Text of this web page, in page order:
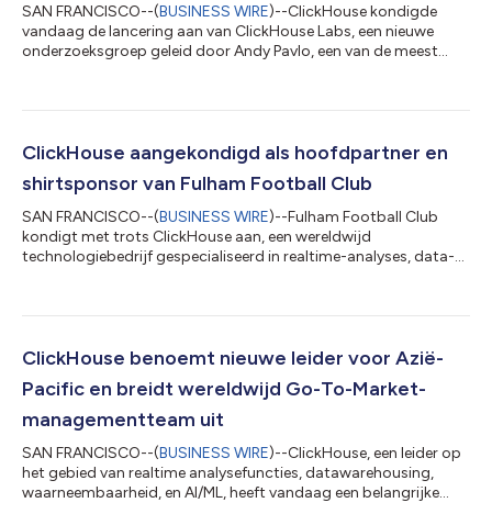
SAN FRANCISCO--(BUSINESS WIRE)--ClickHouse kondigde
vandaag de lancering aan van ClickHouse Labs, een nieuwe
onderzoeksgroep geleid door Andy Pavlo, een van de meest
Research en zal een team samenstellen dat zich zal toeleggen
databasesystemen. Pavlo is professor aan de faculteit
Computerwetenschappen van Carnegie Mellon Universi...
ClickHouse aangekondigd als hoofdpartner en
shirtsponsor van Fulham Football Club
SAN FRANCISCO--(BUSINESS WIRE)--Fulham Football Club
kondigt met trots ClickHouse aan, een wereldwijd
technologiebedrijf gespecialiseerd in realtime-analyses, data-
deze meerjarige samenwerking zal ClickHouse prominent
van het eerste herenteam. ClickHouse is gedurende de looptijd
ClickHouse benoemt nieuwe leider voor Azië-
Pacific en breidt wereldwijd Go-To-Market-
managementteam uit
SAN FRANCISCO--(BUSINESS WIRE)--ClickHouse, een leider op
het gebied van realtime analysefuncties, datawarehousing,
waarneembaarheid, en AI/ML, heeft vandaag een belangrijke